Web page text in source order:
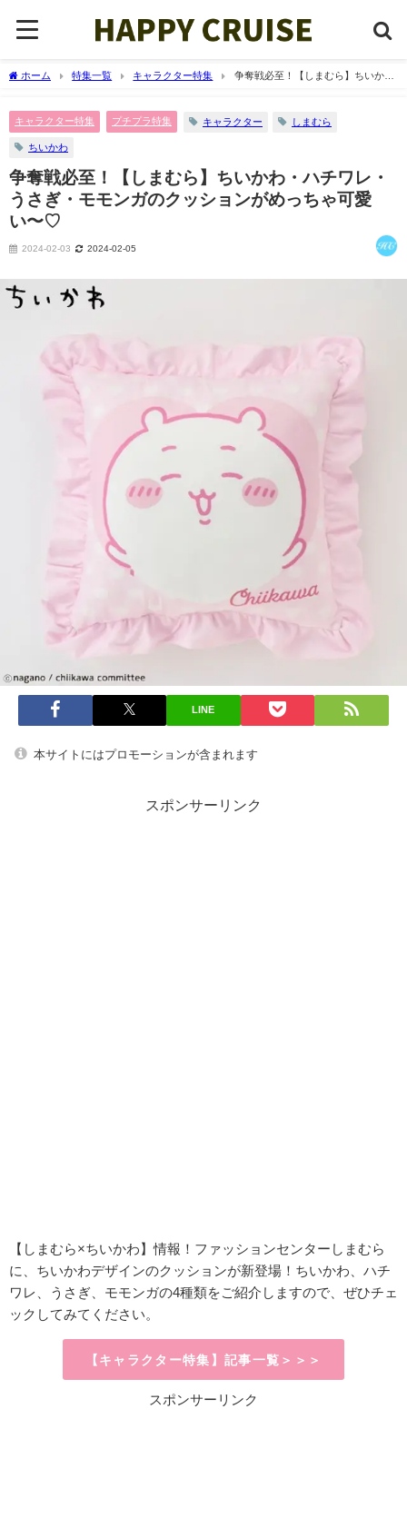
ホーム 特集一覧 キャラクター特集
争奪戦必至！【しまむら】ちいか
キャラクター特集 プチプラ特集 キャラクター しまむら
ちいかわ
争奪戦必至！【しまむら】ちいかわ・ハチワレ・
うさぎ・モモンガのクッションがめっちゃ可愛
い〜♡
2024-02-03 2024-02-05
LINE
本サイトにはプロモーションが含まれます
スポンサーリンク
【しまむら×ちいかわ】情報！ファッションセンターしまむら
に、ちいかわデザインのクッションが新登場！ちいかわ、ハチ
ワレ、うさぎ、モモンガの4種類をご紹介しますので、ぜひチェ
ックしてみてください。
【キャラクター特集】記事一覧＞＞＞
スポンサーリンク